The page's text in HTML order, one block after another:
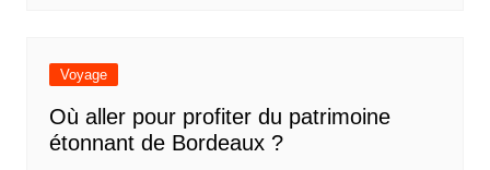
Voyage
Où aller pour profiter du patrimoine
étonnant de Bordeaux ?